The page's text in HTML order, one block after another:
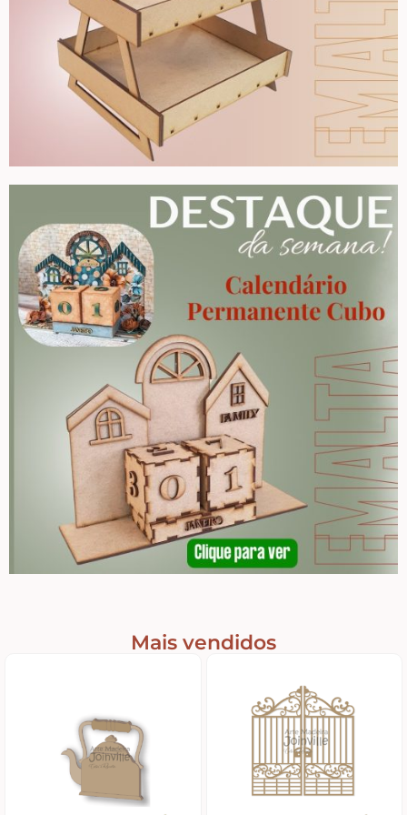
Home – Lar – Bem-vindo
Jardim – Garden – Pássaros – Borboletas –
Bicicletas
Placas de MDF
Mesa Posta Coração
Plaquinhas – Fundos – Molduras e Shaker Box
Religiosos – Zen – Gratidão
Amor – Love – Coração
Farmácia – medicamentos – remédios
Páscoa
Viagem – Relógios – Engrenagens – Cinema
Mais vendidos